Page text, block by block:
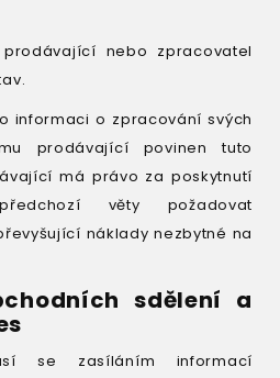
nebo zpracovatel
informaci o zpracování svých
prodávající povinen tuto
má právo za poskytnutí
věty požadovat
náklady nezbytné na
sdělení a
se zasíláním informací